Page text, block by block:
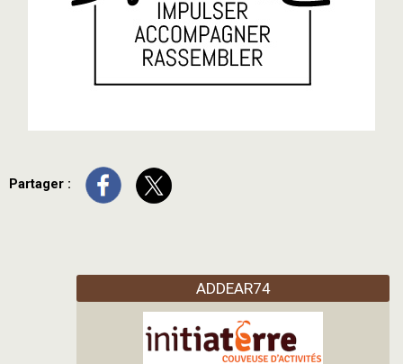
Partager :
ADDEAR74